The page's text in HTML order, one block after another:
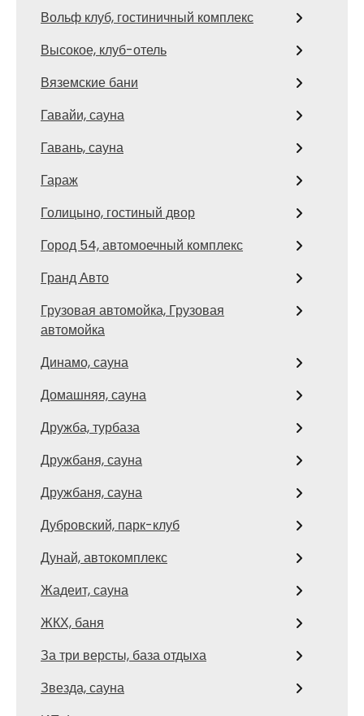
Вольф клуб, гостиничный комплекс
Высокое, клуб-отель
Вяземские бани
Гавайи, сауна
Гавань, сауна
Гараж
Голицыно, гостиный двор
Город 54, автомоечный комплекс
Гранд Авто
Грузовая автомойка, Грузовая
автомойка
Динамо, сауна
Домашняя, сауна
Дружба, турбаза
Дружбаня, сауна
Дружбаня, сауна
Дубровский, парк-клуб
Дунай, автокомплекс
Жадеит, сауна
ЖКХ, баня
За три версты, база отдыха
Звезда, сауна